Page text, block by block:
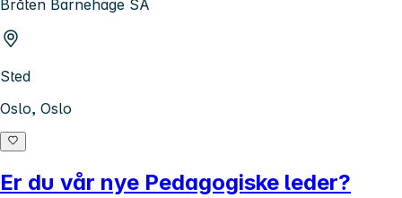
Bråten Barnehage SA
Sted
Oslo, Oslo
Er du vår nye Pedagogiske leder?